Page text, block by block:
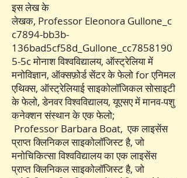
इस लेख के
लेखक, Professor Eleonora Gullone_c
c7894-bb3b-
136bad5cf58d_Gullone_cc7858190
5-5c मोनाश विश्वविद्यालय, ऑस्ट्रेलिया में
मनोविज्ञान, ऑक्सफ़ोर्ड सेंटर के फेलो for एनिमल
एथिक्स, ऑस्ट्रेलियाई साइकोलॉजिकल सोसाइटी
के फेलो, डेनवर विश्वविद्यालय, यूएसए में मानव-पशु
कनेक्शन संस्थान के एक फेलो;
Professor Barbara Boat, एक लाइसेंस
प्राप्त क्लिनिकल साइकोलॉजिस्ट है, जो
मनोचिकित्सा विश्वविद्यालय का एक लाइसेंस
प्राप्त क्लिनिकल साइकोलॉजिस्ट है, जो